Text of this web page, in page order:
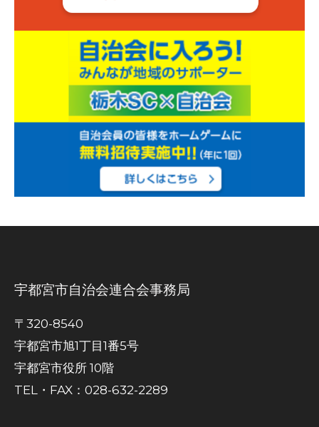
宇都宮市自治会連合会事務局
〒320-8540
宇都宮市旭1丁目1番5号
宇都宮市役所 10階
TEL・FAX：028-632-2289